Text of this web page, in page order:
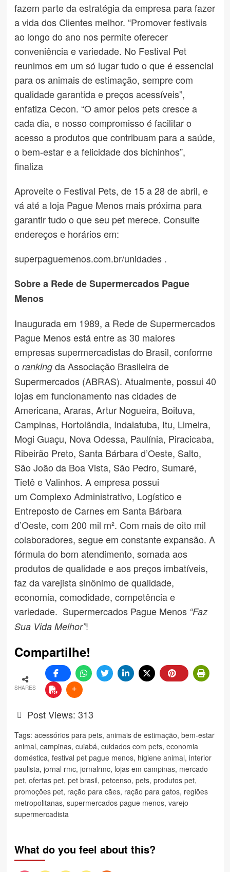
fazem parte da estratégia da empresa para fazer
a vida dos Clientes melhor. “Promover festivais
ao longo do ano nos permite oferecer
conveniência e variedade. No Festival Pet
reunimos em um só lugar tudo o que é essencial
para os animais de estimação, sempre com
qualidade garantida e preços acessíveis”,
enfatiza Cecon. “O amor pelos pets cresce a
cada dia, e nosso compromisso é facilitar o
acesso a produtos que contribuam para a saúde,
o bem-estar e a felicidade dos bichinhos”,
finaliza
Aproveite o Festival Pets, de 15 a 28 de abril, e
vá até a loja Pague Menos mais próxima para
garantir tudo o que seu pet merece. Consulte
endereços e horários em:
superpaguemenos.com.br/unidades .
Sobre a Rede de Supermercados Pague
Menos
Inaugurada em 1989, a Rede de Supermercados
Pague Menos está entre as 30 maiores
empresas supermercadistas do Brasil, conforme
o rankingda Associação Brasileira de
Supermercados (ABRAS). Atualmente, possui 40
lojas em funcionamento nas cidades de
Americana, Araras, Artur Nogueira, Boituva,
Campinas, Hortolândia, Indaiatuba, Itu, Limeira,
Mogi Guaçu, Nova Odessa, Paulínia, Piracicaba,
Ribeirão Preto, Santa Bárbara d’Oeste, Salto,
São João da Boa Vista, São Pedro, Sumaré,
Tietê e Valinhos. A empresa possui
um Complexo Administrativo, Logístico e
Entreposto de Carnes em Santa Bárbara
d’Oeste, com 200 mil m². Com mais de oito mil
colaboradores, segue em constante expansão. A
fórmula do bom atendimento, somada aos
produtos de qualidade e aos preços imbatíveis,
faz da varejista sinônimo de qualidade,
economia, comodidade, competência e
variedade. Supermercados Pague Menos “Faz
Sua Vida Melhor”!
Compartilhe!
SHARES
Post Views: 313
Tags: acessórios para pets, animais de estimação, bem-estar
animal, campinas, cuiabá, cuidados com pets, economia
doméstica, festival pet pague menos, higiene animal, interior
paulista, jornal rmc, jornalrmc, lojas em campinas, mercado
pet, ofertas pet, pet brasil, petcenso, pets, produtos pet,
promoções pet, ração para cães, ração para gatos, regiões
metropolitanas, supermercados pague menos, varejo
supermercadista
What do you feel about this?